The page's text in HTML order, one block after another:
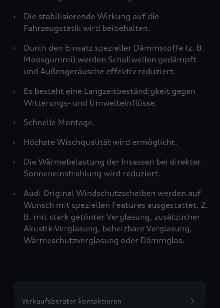
›
Die stabilisierende Wirkung auf die
Fahrzeugstatik wird beibehalten.
›
Durch den Einsatz spezieller Dämmstoffe (z. B.
Moosgummi) werden Schallwellen gedämpft
und Außengeräusche effektiv reduziert.
›
Es besteht eine Langzeitbeständigkeit gegen
Witterungs- und Umwelteinflüsse.
›
Schnelle Montage.
›
Höchste Wischqualität wird ermöglicht.
›
Die Wärmebelastung der Insassen bei direkter
Sonneneinstrahlung wird reduziert.
›
Audi Original Windschutzscheiben werden auf
Wunsch mit speziellen Features ausgestattet. Z.
B. mit stark getönter Verglasung, zusätzlicher
Akustik-Verglasung, beheizbare Verglasung,
Wärmeschutzverglasung oder Dämmglas.
Verkaufsberater kontaktieren